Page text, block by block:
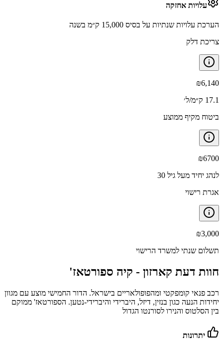
עלויות אחזקה
הערכת עלויות שנתיות על בסיס 15,000 ק״מ בשנה
צריכת דלק
₪6,140
17.1 ק״מ/ל׳
ביטוח מקיף ממוצע
₪6700
לנהג יחיד מעל גיל 30
אגרת רישוי
₪3,000
תשלום שנתי למשרד הרישוי
חוות דעת קארזון - קיה ספורטאז'
רכב פנאי קומפקטי ומהפופולאריים בישראל. הדור החמישי מוצע עם מגוון
יחידות הנעה כגון בנזין, דיזל, היברידי והיברידי-נטען. הספורטאז' ממוקם
בין הסלטוס והנירו לסורנטו הגדול
יתרונות